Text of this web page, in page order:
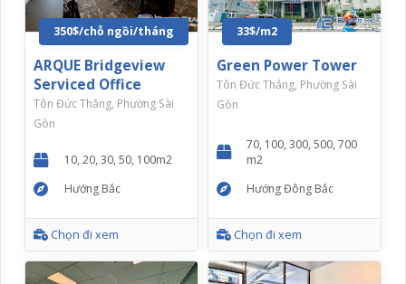
350$/chỗ ngồi/tháng
ARQUE Bridgeview
Serviced Office
Tôn Đức Thắng, Phường Sài
Gòn
10, 20, 30, 50, 100m2
Hướng Bắc
Chọn đi xem
33$/m2
Green Power Tower
Tôn Đức Thắng, Phường Sài
Gòn
70, 100, 300, 500, 700
m2
Hướng Đông Bắc
Chọn đi xem